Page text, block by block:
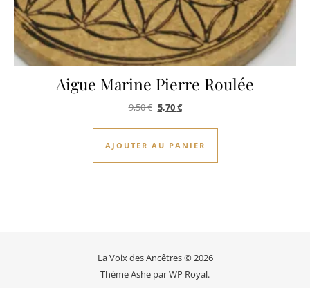
Aigue Marine Pierre Roulée
9,50€ Le prix initial était : 9,50 €.
5,70€Le prix actuel est : 5,70 €.
AJOUTER AU PANIER
La Voix des Ancêtres © 2026
Thème Ashe parWP Royal.